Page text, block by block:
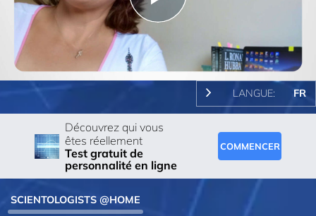
Play
Video
LANGUE: FR
Découvrez qui vous
êtes réellement
Test gratuit de
personnalité en ligne
COMMENCER
SCIENTOLOGISTS @HOME